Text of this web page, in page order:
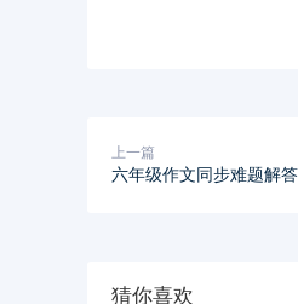
上一篇
六年级作文同步难题解答
猜你喜欢